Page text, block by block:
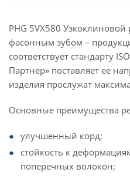
PHG 5VX580
фасонным зубом –
соответствует стандарту
Партнер» поставляет ее
изделия прослужат
Основные преимущества
улучшенный корд;
стойкость к
поперечных волокон;